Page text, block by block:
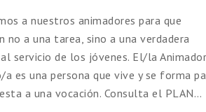
a nuestros animadores para que
no a una tarea, sino a una verdadera
servicio de los jóvenes. El/la
a es una persona que vive y se forma
a una vocación. Consulta el PLAN…